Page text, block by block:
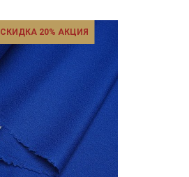
СКИДКА 20% АКЦИЯ